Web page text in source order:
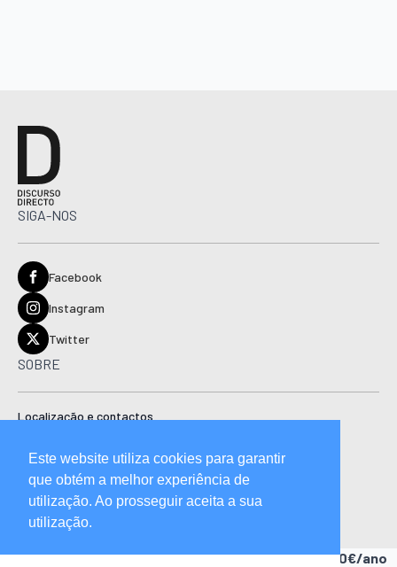
SIGA-NOS
Facebook
Instagram
Twitter
SOBRE
Localização e contactos
Ficha técnica
Manual de boas práticas editoriais e código de conduta
Descubra as vantagens de ser assinante.A partir de 15,90€/ano
Este website utiliza cookies para garantir
que obtém a melhor experiência de
utilização. Ao prosseguir aceita a sua
utilização.